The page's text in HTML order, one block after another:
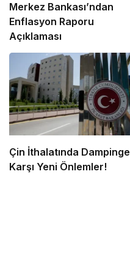
Merkez Bankası’ndan
Enflasyon Raporu
Açıklaması
Çin İthalatında Dampinge
Karşı Yeni Önlemler!